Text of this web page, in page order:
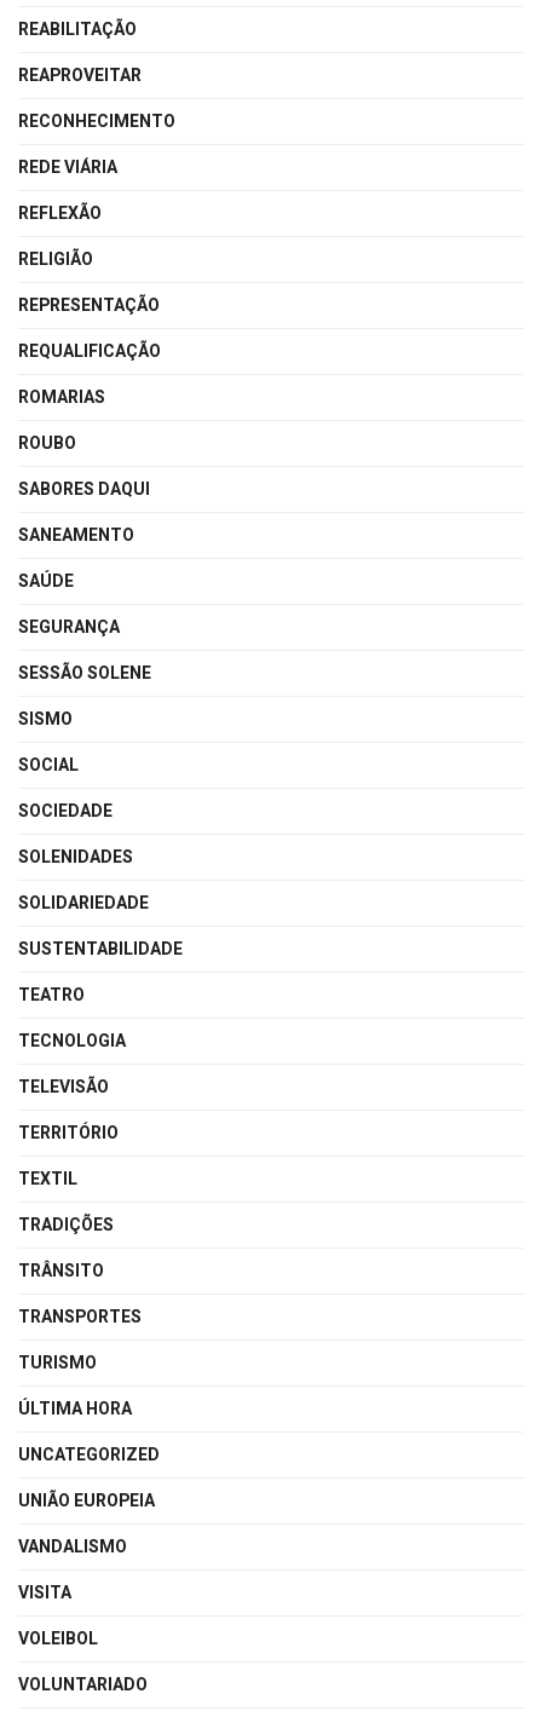
REABILITAÇÃO
REAPROVEITAR
RECONHECIMENTO
REDE VIÁRIA
REFLEXÃO
RELIGIÃO
REPRESENTAÇÃO
REQUALIFICAÇÃO
ROMARIAS
ROUBO
SABORES DAQUI
SANEAMENTO
SAÚDE
SEGURANÇA
SESSÃO SOLENE
SISMO
SOCIAL
SOCIEDADE
SOLENIDADES
SOLIDARIEDADE
SUSTENTABILIDADE
TEATRO
TECNOLOGIA
TELEVISÃO
TERRITÓRIO
TEXTIL
TRADIÇÕES
TRÂNSITO
TRANSPORTES
TURISMO
ÚLTIMA HORA
UNCATEGORIZED
UNIÃO EUROPEIA
VANDALISMO
VISITA
VOLEIBOL
VOLUNTARIADO